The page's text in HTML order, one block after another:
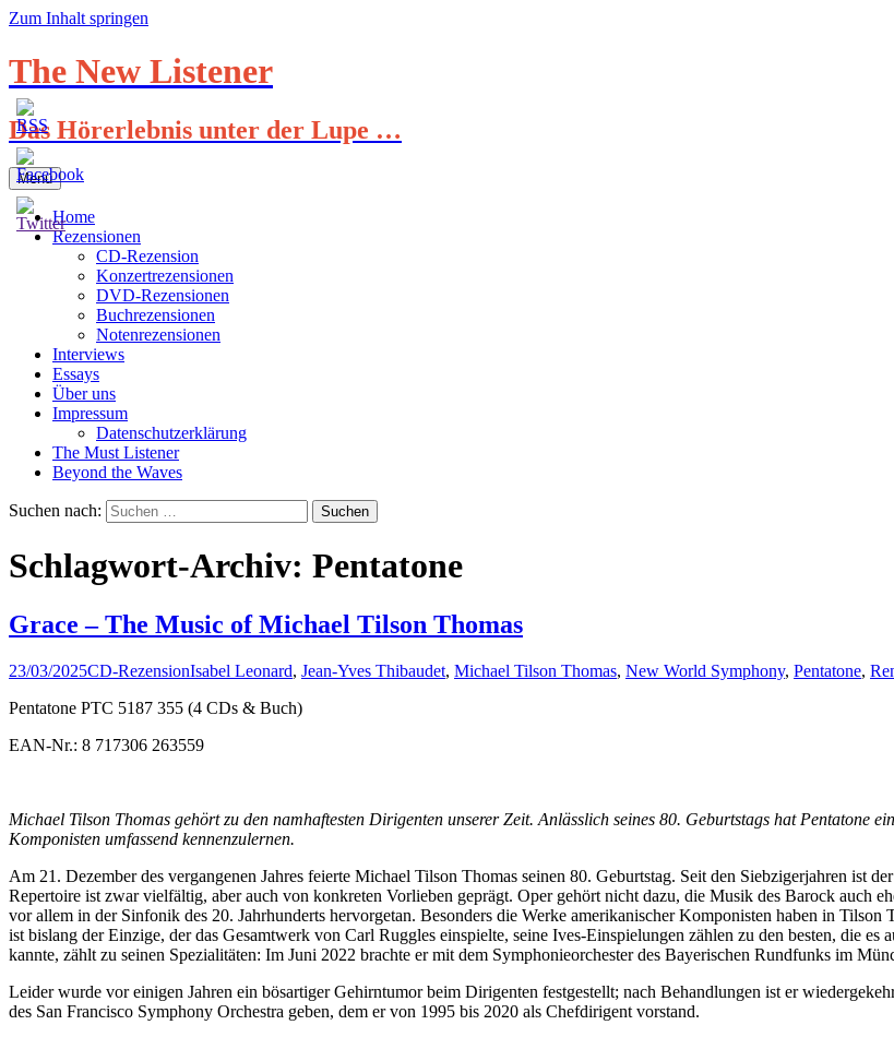
Zum Inhalt springen
The New Listener
Das Hörerlebnis unter der Lupe …
Menü
Home
Rezensionen
CD-Rezension
Konzertrezensionen
DVD-Rezensionen
Buchrezensionen
Notenrezensionen
Interviews
Essays
Über uns
Impressum
Datenschutzerklärung
The Must Listener
Beyond the Waves
Suchen nach:
Schlagwort-Archiv: Pentatone
Grace – The Music of Michael Tilson Thomas
23/03/2025CD-RezensionIsabel Leonard, Jean-Yves Thibaudet, Michael Tilson Thomas, New World Symphony, Pentatone,
Pentatone PTC 5187 355 (4 CDs & Buch)
EAN-Nr.: 8 717306 263559
Michael Tilson Thomas gehört zu den namhaftesten Dirigenten unserer Zeit. Anlässlich seines 80. Geburtstags hat Pentatone
Komponisten umfassend kennenzulernen.
Am 21. Dezember des vergangenen Jahres feierte Michael Tilson Thomas seinen 80. Geburtstag. Seit den Siebzigerjahren ist
Repertoire ist zwar vielfältig, aber auch von konkreten Vorlieben geprägt. Oper gehört nicht dazu, die Musik des Barock auch
vor allem in der Sinfonik des 20. Jahrhunderts hervorgetan. Besonders die Werke amerikanischer Komponisten haben in
ist bislang der Einzige, der das Gesamtwerk von Carl Ruggles einspielte, seine Ives-Einspielungen zählen zu den besten, die
kannte, zählt zu seinen Spezialitäten: Im Juni 2022 brachte er mit dem Symphonieorchester des Bayerischen Rundfunks im
Leider wurde vor einigen Jahren ein bösartiger Gehirntumor beim Dirigenten festgestellt; nach Behandlungen ist er
des San Francisco Symphony Orchestra geben, dem er von 1995 bis 2020 als Chefdirigent vorstand.